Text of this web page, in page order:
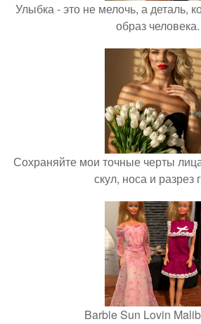
Улыбка - это не мелочь, а деталь,
образ человека.
Сохраняйте мои точные черты
скул, носа и разрез
Barbie Sun Lovin